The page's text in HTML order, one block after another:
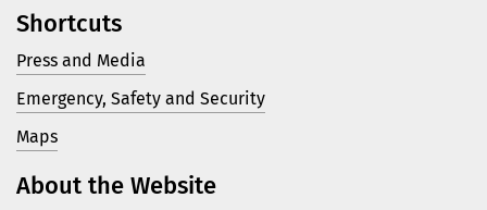
Shortcuts
Press and Media
Emergency, Safety and Security
Maps
About the Website